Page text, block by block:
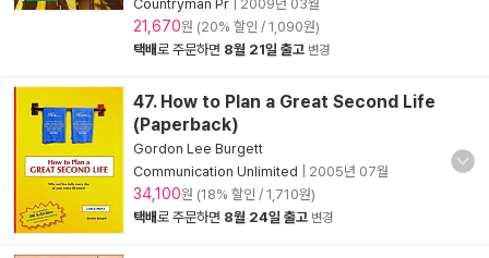
Countryman Pr
2009년 03월
21,670원 (20% 할인 / 1,090원)
택배로 주문하면 8월 21일 출고 변경
47. How to Plan a Great Second Life
(Paperback)
Gordon Lee Burgett
Communication Unlimited
2005년 07월
34,100원 (18% 할인 / 1,710원)
택배로 주문하면 8월 24일 출고 변경